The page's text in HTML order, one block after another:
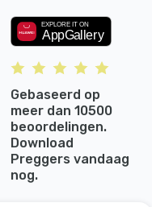
Gebaseerd op
meer dan 10500
beoordelingen.
Download
Preggers vandaag
nog.